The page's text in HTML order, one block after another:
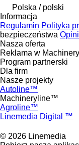
Polska / polski
Informacja
Regulamin Polityka
bezpieczeństwa
Nasza oferta
Reklama w
Program partnerski
Dla firm
Nasze projekty
Autoline™
Machineryline™
Agroline™
Linemedia Digital ™
© 2026 Linemedia